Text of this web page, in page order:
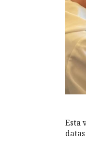
Esta